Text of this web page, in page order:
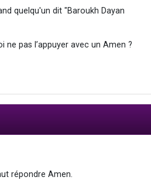
quelqu'un dit "Baroukh Dayan
ne pas l’appuyer avec un Amen ?
répondre Amen.